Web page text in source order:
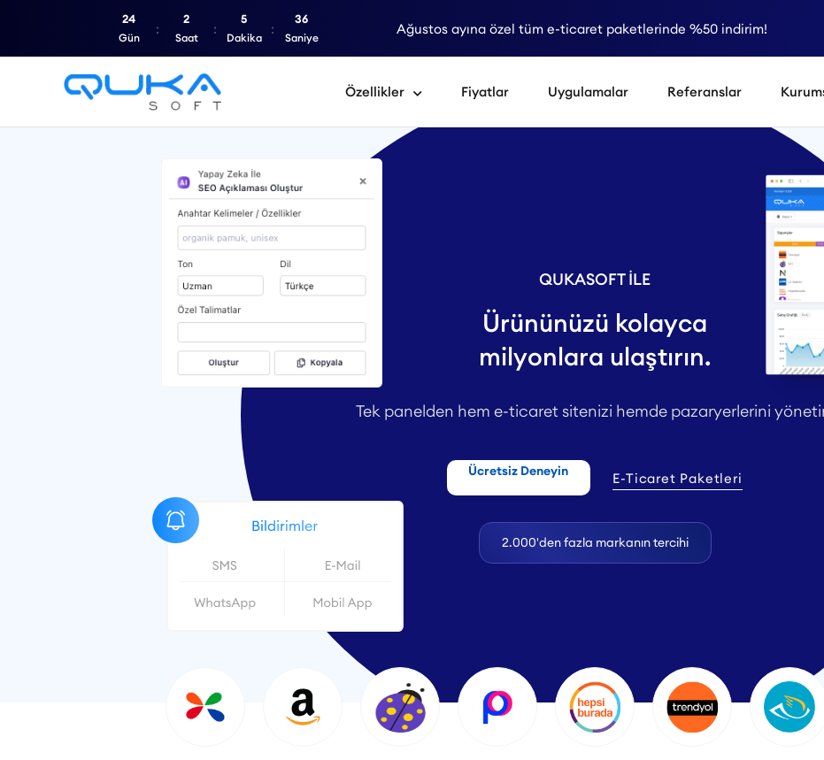
Ağustos ayına özel tüm e-ticaret paketlerinde %50 indirim!
24
Gün
2
Saat
5
Dakika
34
Saniye
Özellikler Fiyatlar Uygulamalar Referanslar
QUKASOFT İLE
Ürününüzü kolayca
milyonlara ulaştırın.
Tek panelden hem e-ticaret sitenizi hemde pazaryerlerini
Ücretsiz Deneyin E-Ticaret Paketleri
2.000'den fazla markanın tercihi